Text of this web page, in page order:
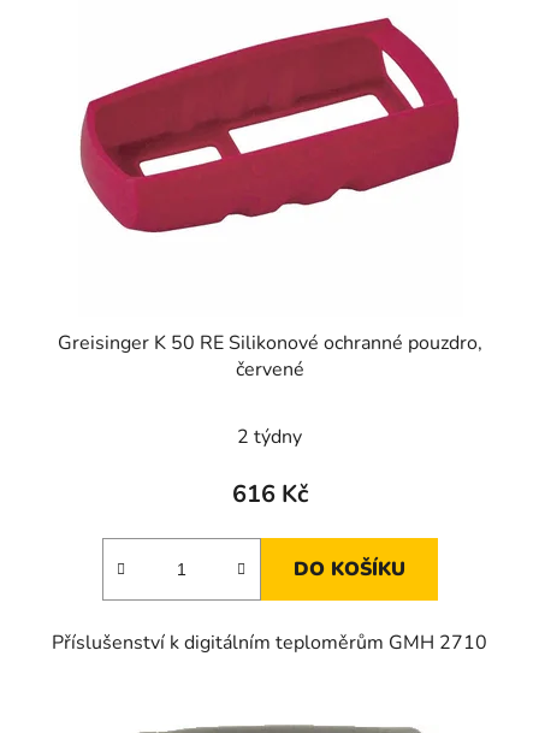
Greisinger K 50 RE Silikonové ochranné pouzdro,
červené
2 týdny
616 Kč
DO KOŠÍKU
Příslušenství k digitálním teploměrům GMH 2710